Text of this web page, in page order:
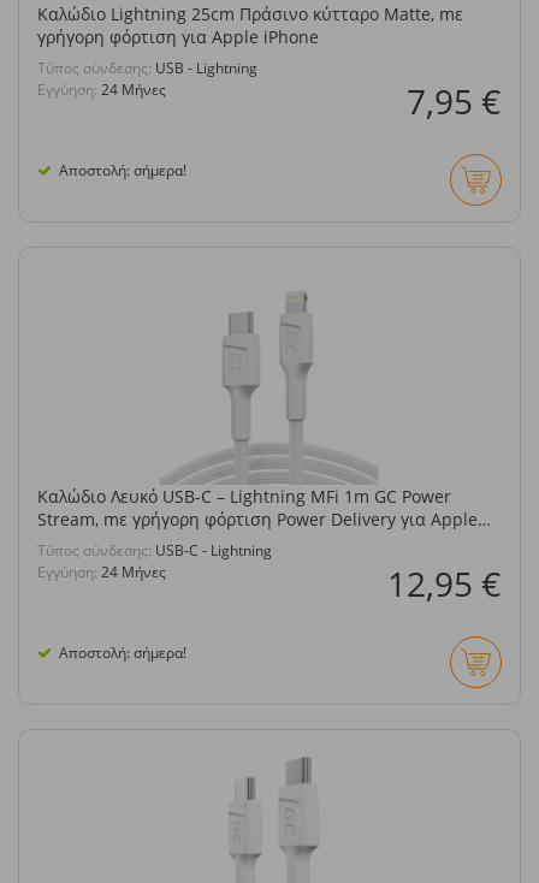
Καλώδιο Lightning 25cm Πράσινο κύτταρο Matte, mε
γρήγορη φόρτιση για Apple iPhone
Τύπος σύνδεσης: USB - Lightning
Εγγύηση: 24 Μήνες 7,95 €
Αποστολή: σήμερα!
Καλώδιο Λευκό USB-C – Lightning MFi 1m GC Power
Stream, mε γρήγορη φόρτιση Power Delivery για Apple
iPhone
Τύπος σύνδεσης: USB-C - Lightning
Εγγύηση: 24 Μήνες 12,95 €
Αποστολή: σήμερα!